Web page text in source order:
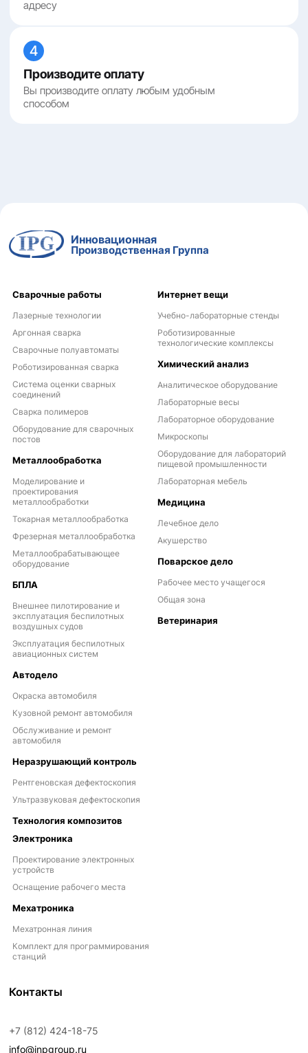
адресу
4
Производите оплату
Вы производите оплату любым удобным
способом
Инновационная
Производственная Группа
Сварочные работы
Лазерные технологии
Аргонная сварка
Сварочные полуавтоматы
Роботизированная сварка
Система оценки сварных
соединений
Сварка полимеров
Оборудование для сварочных
постов
Металлообработка
Моделирование и
проектирования
металлообработки
Токарная металлообработка
Фрезерная металлообработка
Металлообрабатывающее
оборудование
БПЛА
Внешнее пилотирование и
эксплуатация беспилотных
воздушных судов
Эксплуатация беспилотных
авиационных систем
Автодело
Окраска автомобиля
Кузовной ремонт автомобиля
Обслуживание и ремонт
автомобиля
Неразрушающий контроль
Рентгеновская дефектоскопия
Ультразвуковая дефектоскопия
Технология композитов
Электроника
Проектирование электронных
устройств
Оснащение рабочего места
Мехатроника
Мехатронная линия
Комплект для программирования
станций
Интернет вещи
Учебно-лабораторные стенды
Роботизированные
технологические комплексы
Химический анализ
Аналитическое оборудование
Лабораторные весы
Лабораторное оборудование
Микроскопы
Оборудование для лабораторий
пищевой промышленности
Лабораторная мебель
Медицина
Лечебное дело
Акушерство
Поварское дело
Рабочее место учащегося
Общая зона
Ветеринария
Контакты
+7 (812) 424-18-75
info@inpgroup.ru